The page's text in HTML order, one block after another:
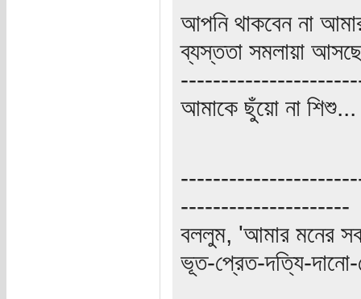
আপনি থাকবেন না
ব্যস্ততা সমলায়া
আমাকে ছুঁয়ো না শিশু...
---------------------
বললুম, 'আমার মনের
ভূত-প্রেত-দত্যি-দানো-